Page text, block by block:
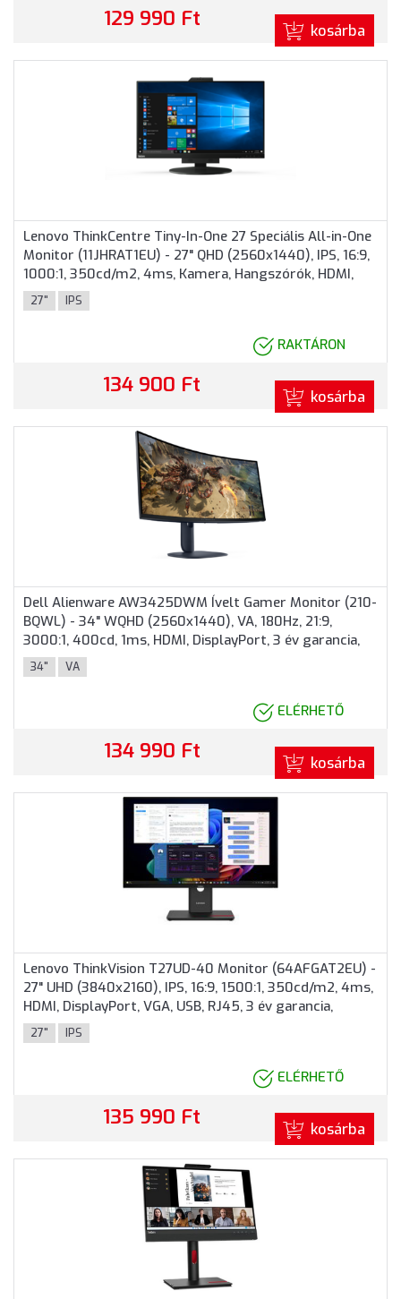
129 990 Ft kosárba
Lenovo ThinkCentre Tiny-In-One 27 Speciális All-in-One
Monitor (11JHRAT1EU) - 27" QHD (2560x1440), IPS, 16:9,
1000:1, 350cd/m2, 4ms, Kamera, Hangszórók, HDMI,
DisplayPort, 3 év garancia, Fekete színben
27" IPS
RAKTÁRON
134 900 Ft kosárba
Dell Alienware AW3425DWM Ívelt Gamer Monitor (210-
BQWL) - 34" WQHD (2560x1440), VA, 180Hz, 21:9,
3000:1, 400cd, 1ms, HDMI, DisplayPort, 3 év garancia,
Szürke színben
34" VA
ELÉRHETŐ
134 990 Ft kosárba
Lenovo ThinkVision T27UD-40 Monitor (64AFGAT2EU) -
27" UHD (3840x2160), IPS, 16:9, 1500:1, 350cd/m2, 4ms,
HDMI, DisplayPort, VGA, USB, RJ45, 3 év garancia,
Fekete színben
27" IPS
ELÉRHETŐ
135 990 Ft kosárba